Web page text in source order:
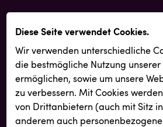
Diese Seite verwendet Cookies.
Wir verwenden unterschiedliche
die best­mögliche Nutzung unserer
ermöglichen, sowie um unsere
zu verbessern. Mit Cookies
von Drittanbietern (auch mit Sitz
anderem auch